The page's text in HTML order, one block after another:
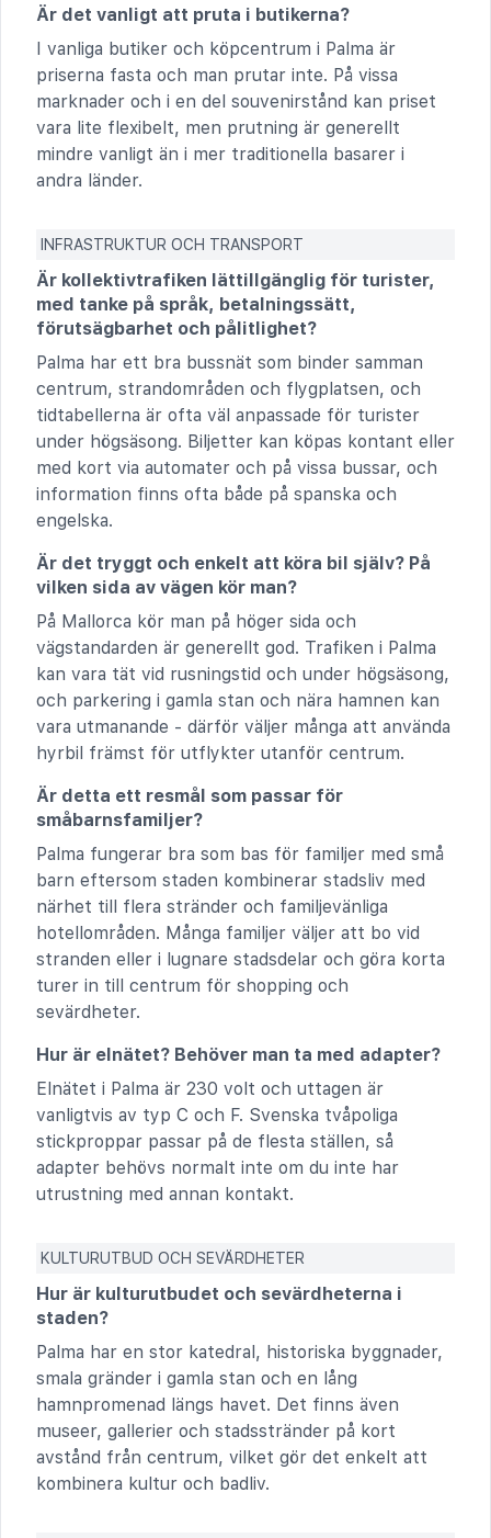
Är det vanligt att pruta i butikerna?
I vanliga butiker och köpcentrum i Palma är
priserna fasta och man prutar inte. På vissa
marknader och i en del souvenirstånd kan priset
vara lite flexibelt, men prutning är generellt
mindre vanligt än i mer traditionella basarer i
andra länder.
INFRASTRUKTUR OCH TRANSPORT
Är kollektivtrafiken lättillgänglig för turister,
med tanke på språk, betalningssätt,
förutsägbarhet och pålitlighet?
Palma har ett bra bussnät som binder samman
centrum, strandområden och flygplatsen, och
tidtabellerna är ofta väl anpassade för turister
under högsäsong. Biljetter kan köpas kontant eller
med kort via automater och på vissa bussar, och
information finns ofta både på spanska och
engelska.
Är det tryggt och enkelt att köra bil själv? På
vilken sida av vägen kör man?
På Mallorca kör man på höger sida och
vägstandarden är generellt god. Trafiken i Palma
kan vara tät vid rusningstid och under högsäsong,
och parkering i gamla stan och nära hamnen kan
vara utmanande - därför väljer många att använda
hyrbil främst för utflykter utanför centrum.
Är detta ett resmål som passar för
småbarnsfamiljer?
Palma fungerar bra som bas för familjer med små
barn eftersom staden kombinerar stadsliv med
närhet till flera stränder och familjevänliga
hotellområden. Många familjer väljer att bo vid
stranden eller i lugnare stadsdelar och göra korta
turer in till centrum för shopping och
sevärdheter.
Hur är elnätet? Behöver man ta med adapter?
Elnätet i Palma är 230 volt och uttagen är
vanligtvis av typ C och F. Svenska tvåpoliga
stickproppar passar på de flesta ställen, så
adapter behövs normalt inte om du inte har
utrustning med annan kontakt.
KULTURUTBUD OCH SEVÄRDHETER
Hur är kulturutbudet och sevärdheterna i
staden?
Palma har en stor katedral, historiska byggnader,
smala gränder i gamla stan och en lång
hamnpromenad längs havet. Det finns även
museer, gallerier och stadsstränder på kort
avstånd från centrum, vilket gör det enkelt att
kombinera kultur och badliv.